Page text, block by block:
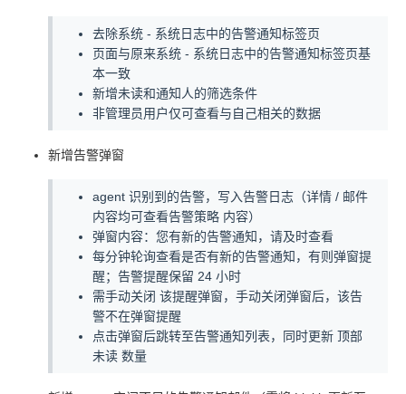
去除系统 - 系统日志中的告警通知标签页
页面与原来系统 - 系统日志中的告警通知标签页基
本一致
新增未读和通知人的筛选条件
非管理员用户仅可查看与自己相关的数据
新增告警弹窗
agent 识别到的告警，写入告警日志（详情 / 邮件
内容均可查看告警策略 内容）
弹窗内容：您有新的告警通知，请及时查看
每分钟轮询查看是否有新的告警通知，有则弹窗提
醒；告警提醒保留 24 小时
需手动关闭 该提醒弹窗，手动关闭弹窗后，该告
警不在弹窗提醒
点击弹窗后跳转至告警通知列表，同时更新 顶部
未读 数量